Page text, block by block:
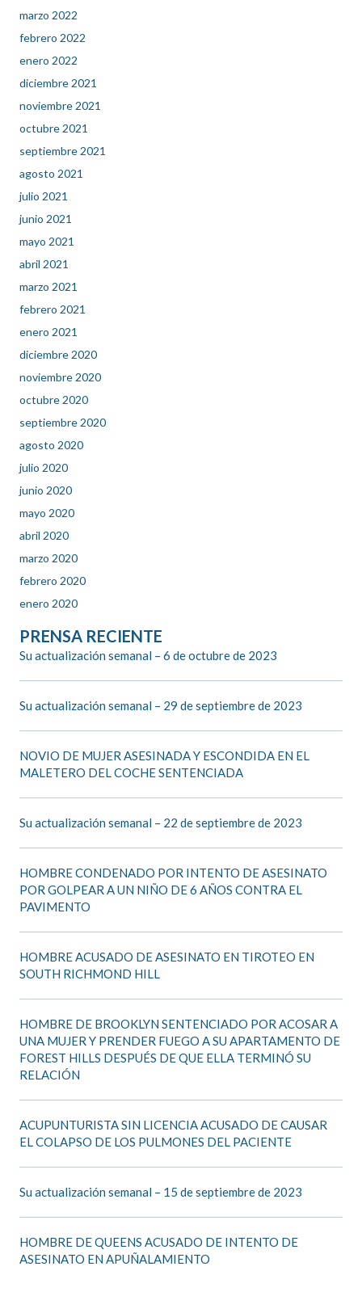
marzo 2022
febrero 2022
enero 2022
diciembre 2021
noviembre 2021
octubre 2021
septiembre 2021
agosto 2021
julio 2021
junio 2021
mayo 2021
abril 2021
marzo 2021
febrero 2021
enero 2021
diciembre 2020
noviembre 2020
octubre 2020
septiembre 2020
agosto 2020
julio 2020
junio 2020
mayo 2020
abril 2020
marzo 2020
febrero 2020
enero 2020
PRENSA RECIENTE
Su actualización semanal – 6 de octubre de 2023
Su actualización semanal – 29 de septiembre de 2023
NOVIO DE MUJER ASESINADA Y ESCONDIDA EN EL
MALETERO DEL COCHE SENTENCIADA
Su actualización semanal – 22 de septiembre de 2023
HOMBRE CONDENADO POR INTENTO DE ASESINATO
POR GOLPEAR A UN NIÑO DE 6 AÑOS CONTRA EL
PAVIMENTO
HOMBRE ACUSADO DE ASESINATO EN TIROTEO EN
SOUTH RICHMOND HILL
HOMBRE DE BROOKLYN SENTENCIADO POR ACOSAR A
UNA MUJER Y PRENDER FUEGO A SU APARTAMENTO DE
FOREST HILLS DESPUÉS DE QUE ELLA TERMINÓ SU
RELACIÓN
ACUPUNTURISTA SIN LICENCIA ACUSADO DE CAUSAR
EL COLAPSO DE LOS PULMONES DEL PACIENTE
Su actualización semanal – 15 de septiembre de 2023
HOMBRE DE QUEENS ACUSADO DE INTENTO DE
ASESINATO EN APUÑALAMIENTO